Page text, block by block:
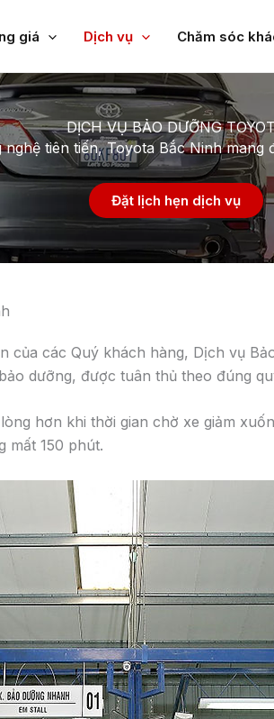
giá Dịch vụ Chăm sóc
công việc. Khi khách hàng hẹn
qua đó xác định chính xác thời
và chính xác các phụ tùng của
phối hợp với